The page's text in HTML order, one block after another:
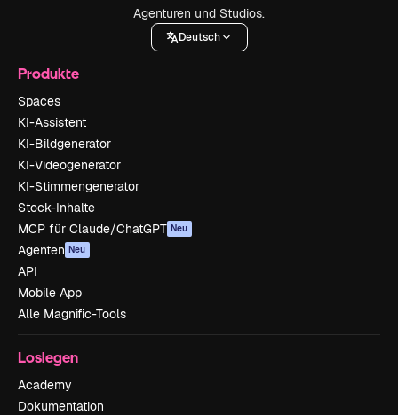
Agenturen und Studios.
Deutsch
Produkte
Spaces
KI-Assistent
KI-Bildgenerator
KI-Videogenerator
KI-Stimmengenerator
Stock-Inhalte
MCP für Claude/ChatGPT Neu
Agenten Neu
API
Mobile App
Alle Magnific-Tools
Loslegen
Academy
Dokumentation